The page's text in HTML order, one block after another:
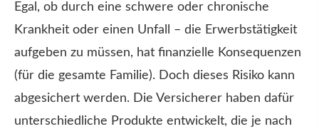
Egal, ob durch eine schwere oder chronische
Krankheit oder einen Unfall – die Erwerbstätigkeit
aufgeben zu müssen, hat finanzielle Konsequenzen
(für die gesamte Familie). Doch dieses Risiko kann
abgesichert werden. Die Versicherer haben dafür
unterschiedliche Produkte entwickelt, die je nach